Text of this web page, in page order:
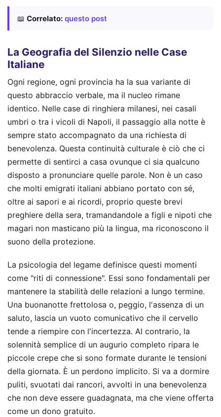
📖 Correlato: questo post
La Geografia del Silenzio nelle Case
Italiane
Ogni regione, ogni provincia ha la sua variante di
questo abbraccio verbale, ma il nucleo rimane
identico. Nelle case di ringhiera milanesi, nei casali
umbri o tra i vicoli di Napoli, il passaggio alla notte è
sempre stato accompagnato da una richiesta di
benevolenza. Questa continuità culturale è ciò che ci
permette di sentirci a casa ovunque ci sia qualcuno
disposto a pronunciare quelle parole. Non è un caso
che molti emigrati italiani abbiano portato con sé,
oltre ai sapori e ai ricordi, proprio queste brevi
preghiere della sera, tramandandole a figli e nipoti che
magari non masticano più la lingua, ma riconoscono il
suono della protezione.
La psicologia del legame definisce questi momenti
come "riti di connessione". Essi sono fondamentali per
mantenere la stabilità delle relazioni a lungo termine.
Una buonanotte frettolosa o, peggio, l'assenza di un
saluto, lascia un vuoto comunicativo che il cervello
tende a riempire con l'incertezza. Al contrario, la
solennità semplice di un augurio completo ripara le
piccole crepe che si sono formate durante le tensioni
della giornata. È un perdono implicito. Si va a dormire
puliti, svuotati dai rancori, avvolti in una benevolenza
che non deve essere guadagnata, ma che viene offerta
come un dono gratuito.